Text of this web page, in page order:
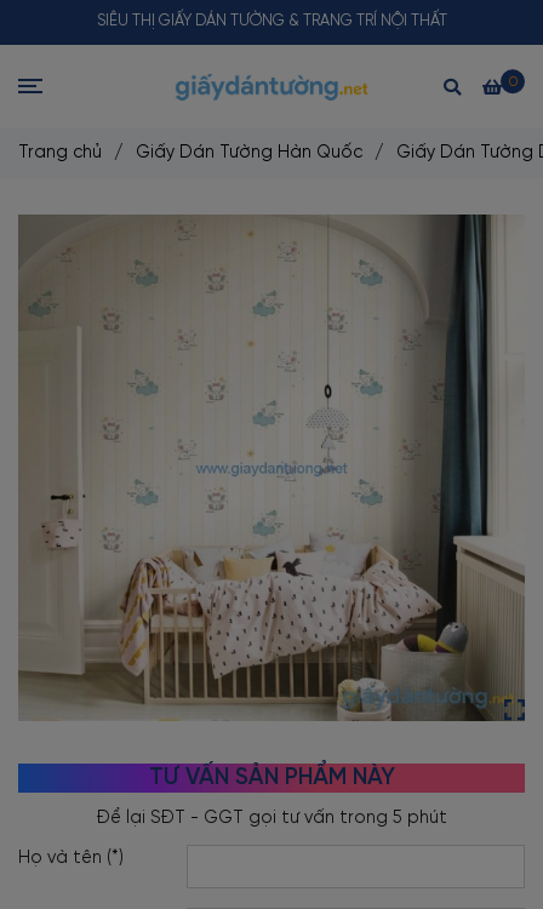
SIÊU THỊ GIẤY DÁN TƯỜNG & TRANG TRÍ NỘI THẤT
0
Trang chủ / Giấy Dán Tường Hàn Quốc / Giấy Dán Tường
TƯ VẤN SẢN PHẨM NÀY
Họ và tên (*)